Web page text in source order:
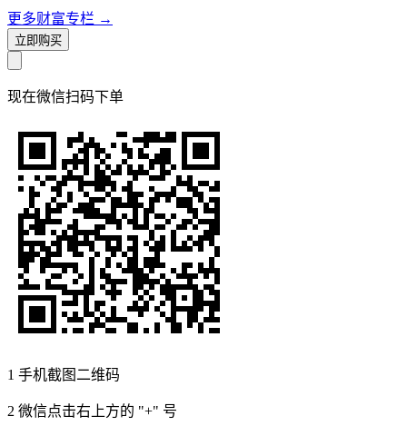
更多财富专栏 →
立即购买
现在微信扫码下单
1 手机截图二维码
2 微信点击右上方的 "+" 号